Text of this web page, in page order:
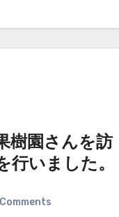
樹園さんを訪
行いました。